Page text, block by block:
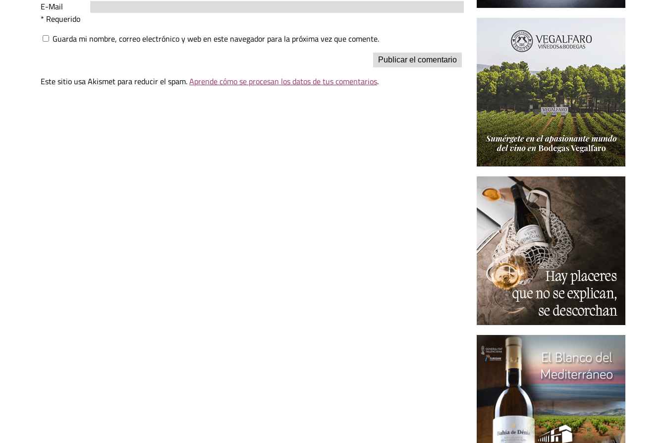
E-Mail
* Requerido
Guarda mi nombre, correo electrónico y web en este navegador para la próxima vez que comente.
Este sitio usa Akismet para reducir el spam.Aprende cómo se procesan los datos de tus comentarios.